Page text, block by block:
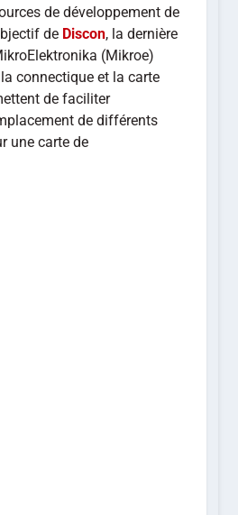
de développement de
de Discon, la dernière
(Mikroe)
connectique et la carte
de faciliter
de différents
une carte de